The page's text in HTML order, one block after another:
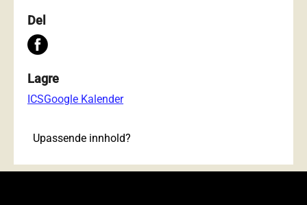
Del
Lagre
ICSGoogle Kalender
Upassende innhold?